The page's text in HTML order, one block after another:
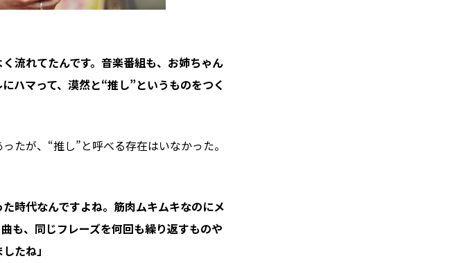
流れてたんです。音楽番組も、お姉ちゃん
ハマって、漠然と“推し”というものをつく
たが、“推し”と呼べる存在はいなかった。
時代なんですよね。筋肉ムキムキなのにメ
も、同じフレーズを何回も繰り返すものや
たね」